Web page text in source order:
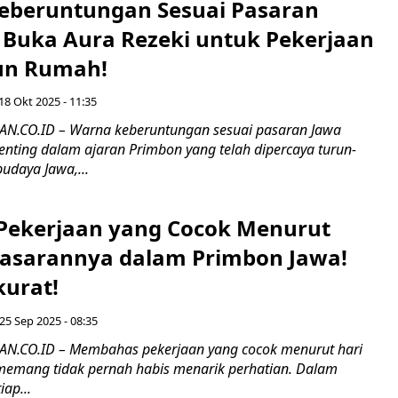
Sesuai Pasaran
Buka Aura Rezeki untuk Pekerjaan
Rumah!
Okt 2025 - 11:35
– Warna keberuntungan sesuai pasaran Jawa
dalam ajaran Primbon yang telah dipercaya turun-
Jawa,...
yang Cocok Menurut
dalam Primbon Jawa!
Sep 2025 - 08:35
– Membahas pekerjaan yang cocok menurut hari
tidak pernah habis menarik perhatian. Dalam